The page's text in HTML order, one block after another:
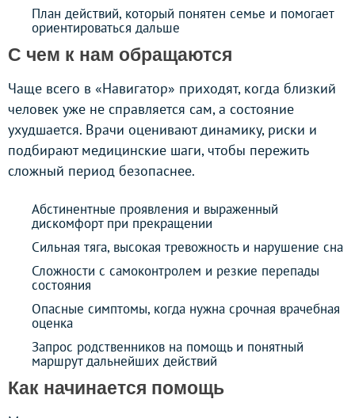
План действий, который понятен семье и помогает
ориентироваться дальше
С чем к нам обращаются
Чаще всего в «Навигатор» приходят, когда близкий
человек уже не справляется сам, а состояние
ухудшается. Врачи оценивают динамику, риски и
подбирают медицинские шаги, чтобы пережить
сложный период безопаснее.
Абстинентные проявления и выраженный
дискомфорт при прекращении
Сильная тяга, высокая тревожность и нарушение сна
Сложности с самоконтролем и резкие перепады
состояния
Опасные симптомы, когда нужна срочная врачебная
оценка
Запрос родственников на помощь и понятный
маршрут дальнейших действий
Как начинается помощь